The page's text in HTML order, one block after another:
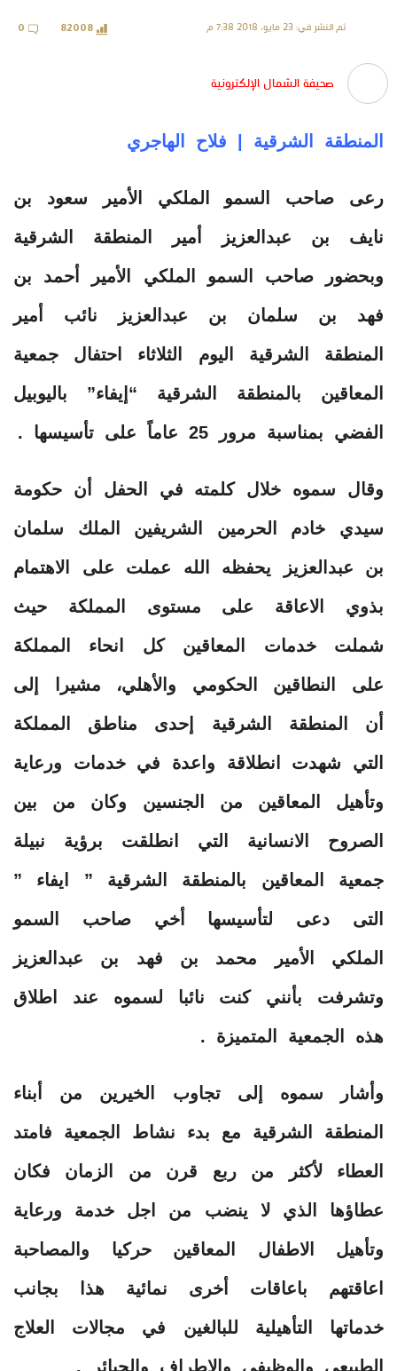
تم النشر في: 23 مايو، 2018 7:38 م 82008
0
صحيفة الشمال الإلكترونية
المنطقة الشرقية | فلاح الهاجري
رعى صاحب السمو الملكي الأمير سعود بن
نايف بن عبدالعزيز أمير المنطقة الشرقية
وبحضور صاحب السمو الملكي الأمير أحمد بن
فهد بن سلمان بن عبدالعزيز نائب أمير
المنطقة الشرقية اليوم الثلاثاء احتفال جمعية
المعاقين بالمنطقة الشرقية “إيفاء” باليوبيل
الفضي بمناسبة مرور 25 عاماً على تأسيسها .
وقال سموه خلال كلمته في الحفل أن حكومة
سيدي خادم الحرمين الشريفين الملك سلمان
بن عبدالعزيز يحفظه الله عملت على الاهتمام
بذوي الاعاقة على مستوى المملكة حيث
شملت خدمات المعاقين كل انحاء المملكة
على النطاقين الحكومي والأهلي، مشيرا إلى
أن المنطقة الشرقية إحدى مناطق المملكة
التي شهدت انطلاقة واعدة في خدمات ورعاية
وتأهيل المعاقين من الجنسين وكان من بين
الصروح الانسانية التي انطلقت برؤية نبيلة
جمعية المعاقين بالمنطقة الشرقية ” ايفاء ”
التى دعى لتأسيسها أخي صاحب السمو
الملكي الأمير محمد بن فهد بن عبدالعزيز
وتشرفت بأنني كنت نائبا لسموه عند اطلاق
هذه الجمعية المتميزة .
وأشار سموه إلى تجاوب الخيرين من أبناء
المنطقة الشرقية مع بدء نشاط الجمعية فامتد
العطاء لأكثر من ربع قرن من الزمان فكان
عطاؤها الذي لا ينضب من اجل خدمة ورعاية
وتأهيل الاطفال المعاقين حركيا والمصاحبة
اعاقتهم باعاقات أخرى نمائية هذا بجانب
خدماتها التأهيلية للبالغين في مجالات العلاج
الطبيعي والوظيفي والاطراف والجبائر .